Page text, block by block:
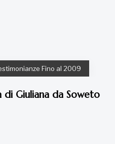
Fino al 2009
di Giuliana da Soweto